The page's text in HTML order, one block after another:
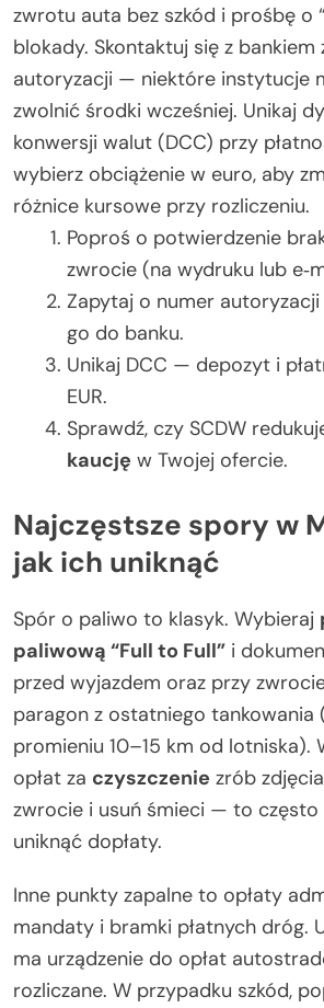
zwrotu auta bez szkód i prośbę o
blokady. Skontaktuj się z bankiem
autoryzacji — niektóre instytucje
zwolnić środki wcześniej. Unikaj
konwersji walut (DCC) przy
wybierz obciążenie w euro, aby
różnice kursowe przy rozliczeniu.
Poproś o potwierdzenie
zwrocie (na wydruku lub
Zapytaj o numer
go do banku.
Unikaj DCC — depozyt i
EUR.
Sprawdź, czy SCDW
kaucję w Twojej ofercie.
Najczęstsze spory w
jak ich uniknąć
Spór o paliwo to klasyk. Wybieraj
paliwową “Full to Full” i
przed wyjazdem oraz przy
paragon z ostatniego tankowania
promieniu 10–15 km od lotniska).
opłat za czyszczenie zrób
zwrocie i usuń śmieci — to często
uniknąć dopłaty.
Inne punkty zapalne to opłaty
mandaty i bramki płatnych dróg.
ma urządzenie do opłat
rozliczane. W przypadku szkód,